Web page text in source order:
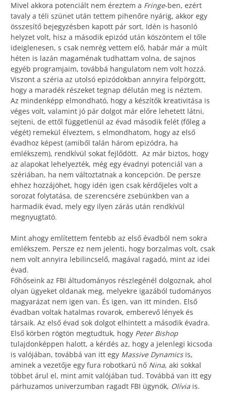
Mivel akkora potenciált nem éreztem a Fringe-ben, ezért
tavaly a téli szünet után tettem pihenőre nyárig, akkor egy
összesítő bejegyzésben kapott pár sort. Idén is hasonló
helyzet volt, hisz a második epizód után köszöntem el tőle
ideiglenesen, s csak nemrég vettem elő, habár már a múlt
héten is lazán magaménak tudhattam volna, de sajnos
egyéb programjaim, továbbá hangulatom nem volt hozzá.
Viszont a széria az utolsó epizódokban annyira felpörgött,
hogy a maradék részeket tegnap délután meg is néztem.
Az mindenképp elmondható, hogy a készítők kreativitása is
véges volt, valamint jó pár dolgot már előre lehetett látni,
sejteni, de ettől függetlenül az évad második felét (főleg a
végét) remekül élveztem, s elmondhatom, hogy az első
évadhoz képest (amiből talán három epizódra, ha
emlékszem), rendkívül sokat fejlődött. Az már biztos, hogy
az alapokat lehelyezték, még egy évadnyi potenciál van a
szériában, ha nem változtatnak a koncepción. De persze
ehhez hozzájöhet, hogy idén igen csak kérdőjeles volt a
sorozat folytatása, de szerencsére zsebünkben van a
harmadik évad, mely egy ilyen zárás után rendkívül
megnyugtató.
Mint ahogy említettem fentebb az első évadból nem sokra
emlékszem. Persze ez nem jelenti, hogy borzalmas volt, csak
nem volt annyira lebilincselő, magával ragadó, mint az idei
évad.
Főhőseink az FBI áltudományos részlegénél dolgoznak, ahol
olyan ügyeket oldanak meg, melyekre igazából tudományos
magyarázat nem igen van. És igen, van itt minden. Első
évadban voltak hatalmas rovarok, emberevő lények és
társaik. Az első évad sok dolgot elhintett a második évadra.
Első körben rögtön megtudtuk, hogy Peter Bishop
tulajdonképpen halott, a kérdés az, hogy a jelenlegi kicsoda
is valójában, továbbá van itt egy Massive Dynamicsis,
aminek a vezetője egy fura robotkarú nő Nina, aki sokkal
többet árul el, mint amit valójában tud. Továbbá van itt egy
párhuzamos univerzumban ragadt FBI ügynök, Olívia is.